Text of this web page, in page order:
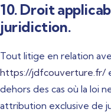
10. Droit
juridiction.
Tout litige en relation
https://jdfcouverture.fr/
dehors des cas où la loi
attribution exclusive de